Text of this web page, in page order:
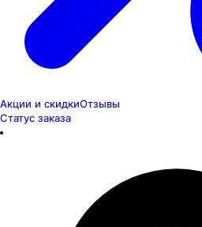
Акции и скидкиОтзывы
Статус заказа